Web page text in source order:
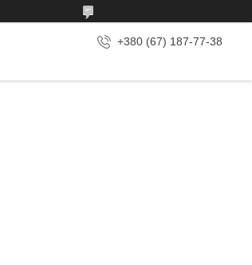
+380 (67) 187-77-38